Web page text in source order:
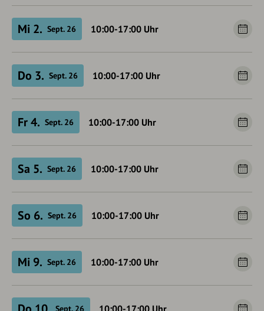
Mi 2. Sept. 26 10:00-17:00 Uhr
Do 3. Sept. 26 10:00-17:00 Uhr
Fr 4. Sept. 26 10:00-17:00 Uhr
Sa 5. Sept. 26 10:00-17:00 Uhr
So 6. Sept. 26 10:00-17:00 Uhr
Mi 9. Sept. 26 10:00-17:00 Uhr
Sept. 26 10:00-17:00 Uhr